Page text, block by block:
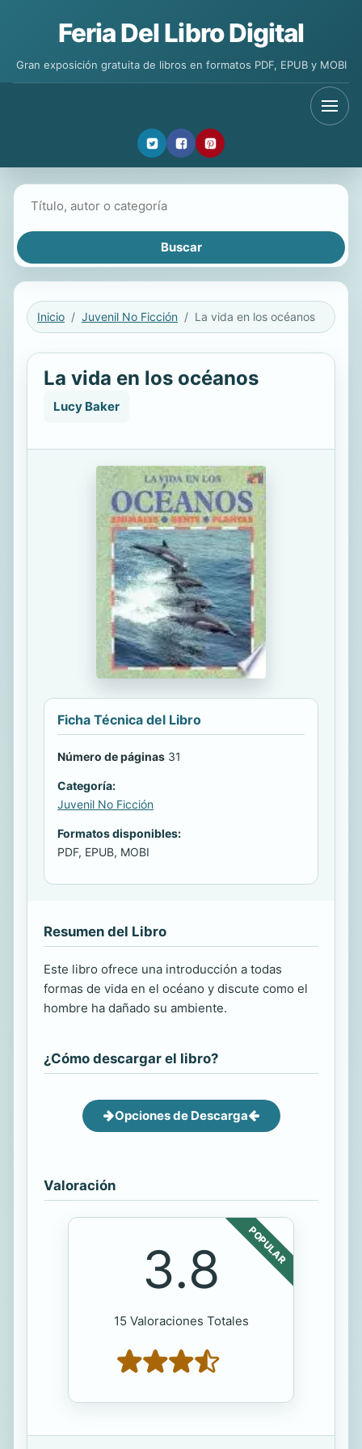
Feria Del Libro Digital
Gran exposición gratuita de libros en formatos PDF, EPUB y MOBI
Inicio Juvenil No Ficción La vida en los océanos
La vida en los océanos
Lucy Baker
Ficha Técnica del Libro
Número de páginas 31
Categoría:
Juvenil No Ficción
Formatos disponibles:
PDF, EPUB, MOBI
Resumen del Libro
Este libro ofrece una introducción a todas
formas de vida en el océano y discute como el
hombre ha dañado su ambiente.
¿Cómo descargar el libro?
Opciones de Descarga
Valoración
POPULAR
3.8
15 Valoraciones Totales